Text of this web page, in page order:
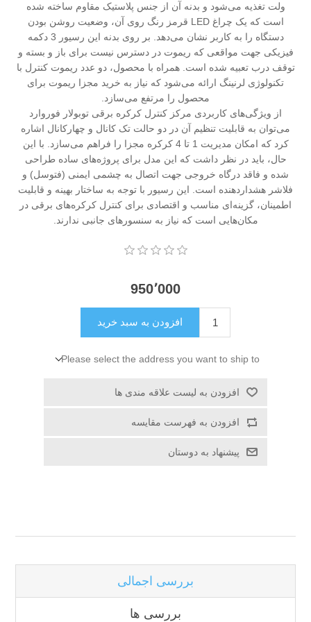
ولت تغذیه می‌شود و بدنه آن از جنس پلاستیک مقاوم ساخته شده
است که یک چراغ LED قرمز رنگ روی آن، وضعیت روشن بودن
دستگاه را به کاربر نشان می‌دهد. بر روی بدنه این رسیور 3 دکمه
فیزیکی جهت مواقعی که ریموت در دسترس نیست برای باز و بسته و
توقف درب تعبیه شده است. همراه با محصول، دو عدد ریموت کنترل با
تکنولوژی لرنینگ ارائه می‌شود که نیاز به خرید مجزا ریموت برای
محصول را مرتفع می‌سازد.
از ویژگی‌های کاربردی مرکز کنترل کرکره برقی توبولار فوروارد
می‌توان به قابلیت تنظیم آن در دو حالت تک کانال و چهارکانال اشاره
کرد که امکان مدیریت 1 تا 4 کرکره مجزا را فراهم می‌سازد. با این
حال، باید در نظر داشت که این مدل برای پروژه‌های ساده طراحی
شده و فاقد درگاه خروجی جهت اتصال به چشمی ایمنی (فتوسل) و
فلاشر هشداردهنده است. این رسیور با توجه به ساختار بهینه و قابلیت
اطمینان، گزینه‌ای مناسب و اقتصادی برای کنترل کرکره‌های برقی در
مکان‌هایی است که نیاز به سنسورهای جانبی ندارند.
950٬000
افزودن به سبد خرید
Please select the address you want to ship to
افزودن به لیست علاقه مندی ها
افزودن به فهرست مقایسه
پیشنهاد به دوستان
بررسی اجمالی
بررسی ها